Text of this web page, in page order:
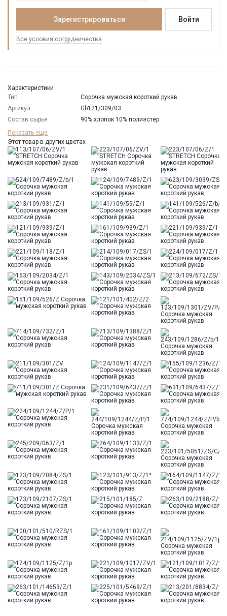
Зарегистрироваться Войти
Все условия сотрудничества
Характеристики
Тип
Сорочка мужская короткий рукав
Артикул
Gb121/309/03
Состав сырья
90% хлопок 10% полиэстер
Бренд
Особенности
ткани
Жатый эффект
Модель
Классическая
Белый
Ворот
Французский
Карман
стандартный, слева, накладной
Силуэт
Прямой силуэт / Сlassic fit
Показать еще
Этот товар в других цветах